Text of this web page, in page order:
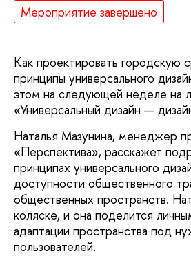
Мероприятие завершено
Как проектировать городскую
принципы универсального
этом на следующей неделе на
«Универсальный дизайн —
Наталья Мазунина, менеджер
«Перспектива», расскажет
принципах универсального
доступности общественного
общественных пространств.
коляске, и она поделится
адаптации пространства под
пользователей.